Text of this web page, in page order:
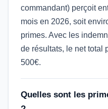
commandant) perçoit
mois en 2026, soit
primes. Avec les
de résultats, le net total
500€.
Quelles sont les